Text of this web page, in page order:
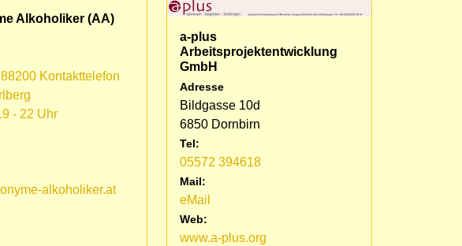
Alkoholiker (AA)
Kontakttelefon
- 22 Uhr
alkoholiker.at
a-plus
Arbeitsprojektentwicklung
GmbH
Adresse
Bildgasse 10d
6850 Dornbirn
Tel:
05572 394618
Mail:
eMail
Web:
www.a-plus.org